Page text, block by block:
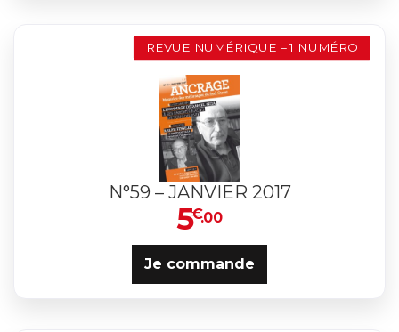
REVUE NUMÉRIQUE – 1 NUMÉRO
N°59 – JANVIER 2017
5€.00
Je commande